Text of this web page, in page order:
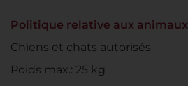
Politique relative aux
Chiens et chats autorisés
Poids max.: 25 kg